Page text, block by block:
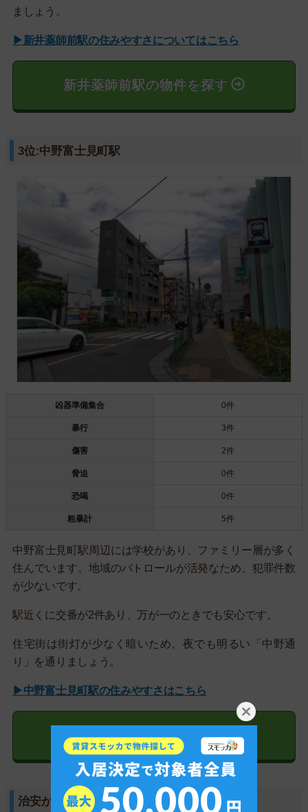
ましょう。
▶新井薬師前駅の住みやすさについてはこちら
新井薬師前駅の物件を探す
3位:中野富士見町駅
凶器準備集合 0件
暴行 3件
傷害 2件
脅迫 0件
恐喝 0件
粗暴計 5件
中野富士見町駅周辺には学校があり、ファミリー層が多く
住んでいます。地域のパトロールが活発なため、犯罪件数
が少ないです。
駅近くに交番が2件あり、万が一のときでも安心です。
住宅街は街灯が少なく暗いため、夜でも明るい「中野通
り」を通りましょう。
▶中野富士見町駅の住みやすさはこちら
中野富士見町駅の物件を探す
治安が心配なら不動産屋に相談すると良い